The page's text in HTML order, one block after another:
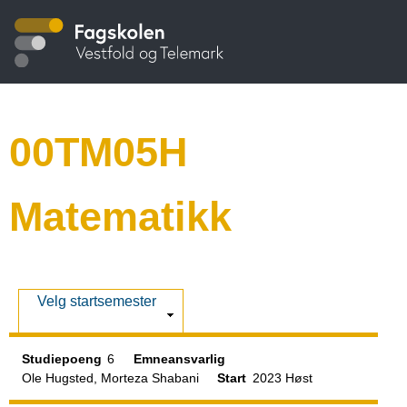
hovedinnhold
S
t
u
d
e
k
00TM05H
Matematikk
V
Velg startsemester
Studiepoeng 6
Emneansvarlig
Ole Hugsted, Morteza Shabani
Start 2023 Høst